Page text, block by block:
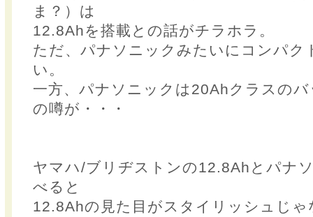
ま？）は
12.8Ahを搭載との話がチラホラ。
ただ、パナソニックみたいにコンパク
い。
一方、パナソニックは20Ahクラスの
の噂が・・・
ヤマハ/ブリヂストンの12.8Ahとパナ
べると
12.8Ahの見た目がスタイリッシュじ